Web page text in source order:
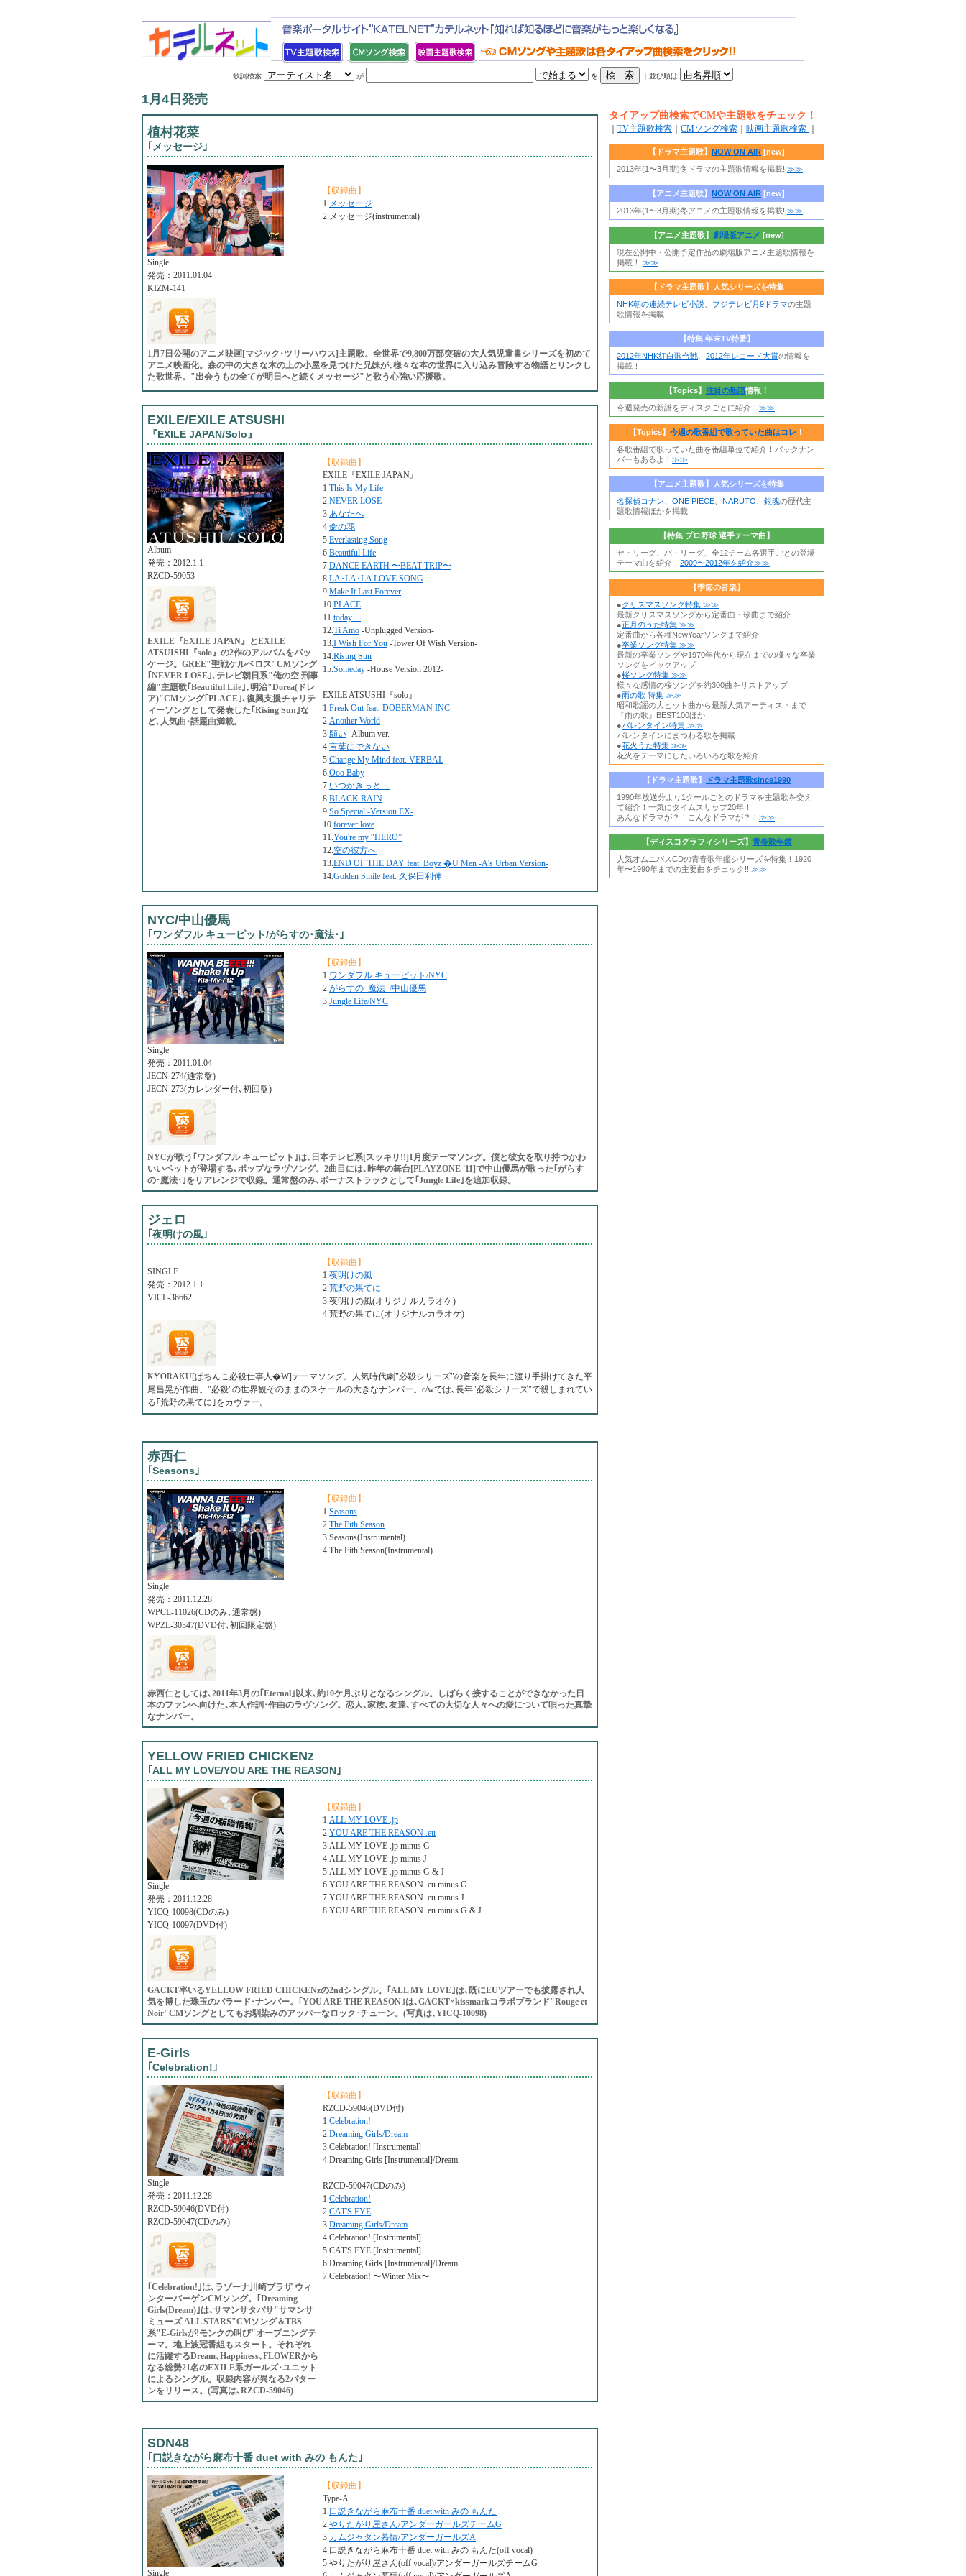
歌詞検索 が を ｜ 並び順は
1月4日発売
植村花菜
｢メッセージ｣
【収録曲】
1. メッセージ
2.メッセージ(instrumental)
Single
発売：2011.01.04
KIZM-141
1月7日公開のアニメ映画[マジック･ツリーハウス]主題歌。全世界で9,800万部突破の大人気児童書シリーズを初めて
アニメ映画化。森の中の大きな木の上の小屋を見つけた兄妹が､様々な本の世界に入り込み冒険する物語とリンクし
た歌世界。"出会うもの全てが明日へと続くメッセージ"と歌う心強い応援歌。
EXILE/EXILE ATSUSHI
『EXILE JAPAN/Solo』
【収録曲】
EXILE『EXILE JAPAN』
1.This Is My Life
2.NEVER LOSE
3.あなたへ
4.命の花
5.Everlasting Song
6.Beautiful Life
7.DANCE EARTH 〜BEAT TRIP〜
8.LA･LA･LA LOVE SONG
9.Make It Last Forever
10.PLACE
11.today…
12.Ti Amo -Unplugged Version-
13.I Wish For You -Tower Of Wish Version-
14.Rising Sun
15.Someday -House Version 2012-
EXILE ATSUSHI『solo』
1.Freak Out feat. DOBERMAN INC
2.Another World
3.願い -Album ver.-
4.言葉にできない
5.Change My Mind feat. VERBAL
6.Ooo Baby
7.いつかきっと…
8.BLACK RAIN
9.So Special -Version EX-
10.forever love
11.You're my “HERO”
12.空の彼方へ
13.END OF THE DAY feat. Boyz �U Men -A's Urban Version-
14.Golden Smile feat. 久保田利伸
Album
発売：2012.1.1
RZCD-59053
EXILE『EXILE JAPAN』とEXILE
ATSUISHI『solo』の2作のアルバムをパッ
ケージ。GREE"聖戦ケルベロス"CMソング
｢NEVER LOSE｣､テレビ朝日系"俺の空 刑事
編"主題歌｢Beautiful Life｣､明治"Dorea(ドレ
ア)"CMソング｢PLACE｣､復興支援チャリテ
ィーソングとして発表した｢Rising Sun｣な
ど､人気曲･話題曲満載。
NYC/中山優馬
｢ワンダフル キューピット/がらすの･魔法･｣
【収録曲】
1.ワンダフル キューピット/NYC
2.がらすの･魔法･/中山優馬
3.Jungle Life/NYC
Single
発売：2011.01.04
JECN-274(通常盤)
JECN-273(カレンダー付､初回盤)
NYCが歌う｢ワンダフル キューピット｣は､日本テレビ系[スッキリ!!]1月度テーマソング。僕と彼女を取り持つかわ
いいペットが登場する､ポップなラヴソング。2曲目には､昨年の舞台[PLAYZONE '11]で中山優馬が歌った｢がらす
の･魔法･｣をリアレンジで収録。通常盤のみ､ボーナストラックとして｢Jungle Life｣を追加収録。
ジェロ
｢夜明けの風｣
【収録曲】
1.夜明けの風
2.荒野の果てに
3.夜明けの風(オリジナルカラオケ)
4.荒野の果てに(オリジナルカラオケ)
SINGLE
発売：2012.1.1
VICL-36662
KYORAKU[ぱちんこ必殺仕事人�W]テーマソング。人気時代劇"必殺シリーズ"の音楽を長年に渡り手掛けてきた平
尾昌晃が作曲。"必殺"の世界観そのままのスケールの大きなナンバー。c/wでは､長年"必殺シリーズ"で親しまれてい
る｢荒野の果てに｣をカヴァー。
赤西仁
｢Seasons｣
【収録曲】
1.Seasons
2.The Fith Season
3.Seasons(Instrumental)
4.The Fith Season(Instrumental)
Single
発売：2011.12.28
WPCL-11026(CDのみ､通常盤)
WPZL-30347(DVD付､初回限定盤)
赤西仁としては､2011年3月の｢Eternal｣以来､約10ケ月ぶりとなるシングル。しばらく接することができなかった日
本のファンへ向けた､本人作詞･作曲のラヴソング。恋人､家族､友達､すべての大切な人々への愛について唄った真摯
なナンバー。
YELLOW FRIED CHICKENz
｢ALL MY LOVE/YOU ARE THE REASON｣
【収録曲】
1.ALL MY LOVE .jp
2.YOU ARE THE REASON .eu
3.ALL MY LOVE .jp minus G
4.ALL MY LOVE .jp minus J
5.ALL MY LOVE .jp minus G & J
6.YOU ARE THE REASON .eu minus G
7.YOU ARE THE REASON .eu minus J
8.YOU ARE THE REASON .eu minus G & J
Single
発売：2011.12.28
YICQ-10098(CDのみ)
YICQ-10097(DVD付)
GACKT率いるYELLOW FRIED CHICKENzの2ndシングル。｢ALL MY LOVE｣は､既にEUツアーでも披露され人
気を博した珠玉のバラード･ナンバー。｢YOU ARE THE REASON｣は､GACKT×kissmarkコラボブランド"Rouge et
Noir"CMソングとしてもお馴染みのアッパーなロック･チューン。(写真は､YICQ-10098)
E-Girls
｢Celebration!｣
【収録曲】
RZCD-59046(DVD付)
1.Celebration!
2.Dreaming Girls/Dream
3.Celebration! [Instrumental]
4.Dreaming Girls [Instrumental]/Dream
RZCD-59047(CDのみ)
1.Celebration!
2.CAT'S EYE
3.Dreaming Girls/Dream
4.Celebration! [Instrumental]
5.CAT'S EYE [Instrumental]
6.Dreaming Girls [Instrumental]/Dream
7.Celebration! 〜Winter Mix〜
Single
発売：2011.12.28
RZCD-59046(DVD付)
RZCD-59047(CDのみ)
｢Celebration!｣は､ラゾーナ川崎プラザ ウィ
ンターバーゲンCMソング。｢Dreaming
Girls(Dream)｣は､サマンサタバサ"サマンサ
ミューズ ALL STARS"CMソング＆TBS
系"E-Girlsが!モンクの叫び"オープニングテ
ーマ。地上波冠番組もスタート。それぞれ
に活躍するDream､Happiness､FLOWERから
なる総勢21名のEXILE系ガールズ･ユニット
によるシングル。収録内容が異なる2パター
ンをリリース。(写真は､RZCD-59046)
SDN48
｢口説きながら麻布十番 duet with みの もんた｣
【収録曲】
Type-A
1.口説きながら麻布十番 duet with みの もんた
2.やりたがり屋さん/アンダーガールズチームG
3.カムジャタン慕情/アンダーガールズA
4.口説きながら麻布十番 duet with みの もんた(off vocal)
5.やりたがり屋さん(off vocal)/アンダーガールズチームG
Single
タイアップ曲検索でCMや主題歌をチェック！
TV主題歌検索 CMソング検索 映画主題歌検索
【ドラマ主題歌】 NOW ON AIR [new]
2013年(1〜3月期)冬ドラマの主題歌情報を掲載! ≫≫
【アニメ主題歌】 NOW ON AIR [new]
2013年(1〜3月期)冬アニメの主題歌情報を掲載! ≫≫
【アニメ主題歌】 劇場版アニメ [new]
現在公開中・公開予定作品の劇場版アニメ主題歌情報を
掲載！ ≫≫
【ドラマ主題歌】人気シリーズを特集
NHK朝の連続テレビ小説
フジテレビ月9ドラマの主題
歌情報を掲載
【特集 年末TV特番】
2012年NHK紅白歌合戦
2012年レコード大賞の情報を
掲載！
【Topics】 注目の新譜情報！
今週発売の新譜をディスクごとに紹介！ ≫≫
【Topics】 今週の歌番組で歌っていた曲はコレ ！
各歌番組で歌っていた曲を番組単位で紹介！バックナン
バーもあるよ！ ≫≫
【アニメ主題歌】人気シリーズを特集
名探偵コナン
ONE PIECE NARUTO 銀魂の歴代主
題歌情報ほかを掲載
【特集 プロ野球 選手テーマ曲】
セ・リーグ、パ・リーグ、全12チーム各選手ごとの登場
テーマ曲を紹介！ 2009〜2012年を紹介≫≫
【季節の音楽】
●クリスマスソング特集 ≫≫
最新クリスマスソングから定番曲・珍曲まで紹介
●正月のうた特集 ≫≫
定番曲から各種NewYearソングまで紹介
●卒業ソング特集 ≫≫
最新の卒業ソングや1970年代から現在までの様々な卒業
ソングをピックアップ
●桜ソング特集 ≫≫
様々な感情の桜ソングを約300曲をリストアップ
●雨の歌 特集 ≫≫
昭和歌謡の大ヒット曲から最新人気アーティストまで
『雨の歌』BEST100ほか
●バレンタイン特集 ≫≫
バレンタインにまつわる歌を掲載
●花火うた特集 ≫≫
花火をテーマにしたいろいろな歌を紹介!
【ドラマ主題歌】
ドラマ主題歌since1990
1990年放送分より1クールごとのドラマを主題歌を交え
て紹介！一気にタイムスリップ20年！
あんなドラマが？！こんなドラマが？！ ≫≫
【ディスコグラフィシリーズ】 青春歌年鑑
人気オムニバスCDの青春歌年鑑シリーズを特集！1920
年〜1990年までの主要曲をチェック!! ≫≫
.